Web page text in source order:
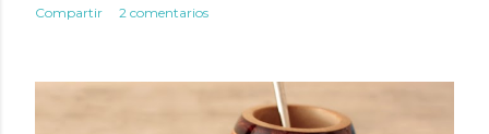
Compartir 2 comentarios